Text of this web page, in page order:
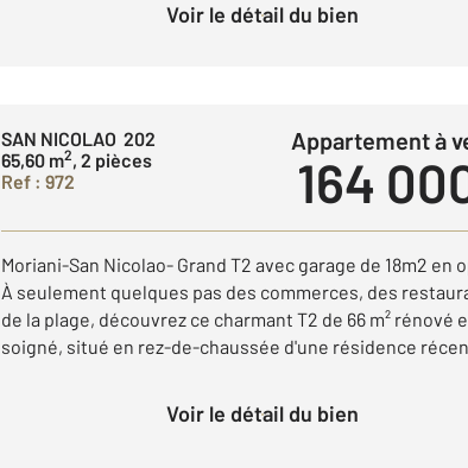
Voir le détail du bien
SAN NICOLAO 202
65,60 m2, 2 pièces
Ref : 972
Appartement à
164
Moriani-San Nicolao- Grand T2 avec garage de 18m2 en
À seulement quelques pas des commerces, des
de la plage, découvrez ce charmant T2 de 66 m² rénové
soigné, situé en rez-de-chaussée d'une résidence
Voir le détail du bien